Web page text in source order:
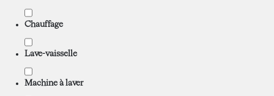
Chauffage
Lave-vaisselle
Machine à laver